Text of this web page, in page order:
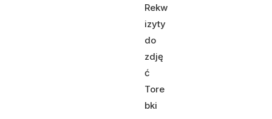
Rekw
izyty
do
zdję
ć
Tore
bki